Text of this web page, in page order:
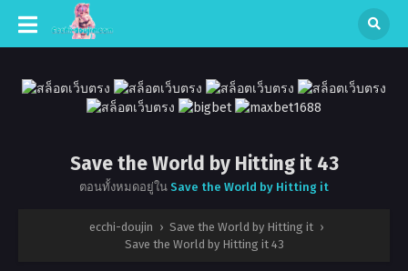
Save the World by Hitting it 43
ตอนทั้งหมดอยู่ใน Save the World by Hitting it
ecchi-doujin › Save the World by Hitting it ›
Save the World by Hitting it 43